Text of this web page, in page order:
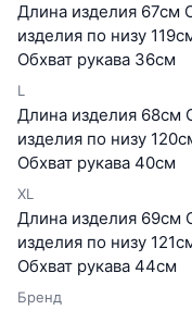
Длина изделия 67см
изделия по низу
Обхват рукава 36см
L
Длина изделия 68см
изделия по низу
Обхват рукава 40см
XL
Длина изделия 69см
изделия по низу
Обхват рукава 44см
Бренд